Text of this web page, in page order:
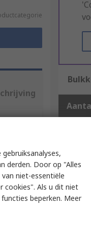
10 +
derden. Door op "Alles
niet-essentiële
cookies". Als u dit niet
beperken. Meer